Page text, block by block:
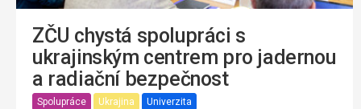
ZČU chystá spolupráci s
ukrajinským centrem pro jadernou
a radiační bezpečnost
Spolupráce Ukrajina Univerzita